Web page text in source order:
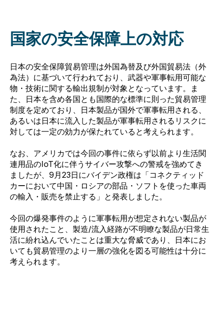
国家の安全保障上の対応
日本の安全保障貿易管理は外国為替及び外国貿易法（外
為法）に基づいて行われており、武器や軍事転用可能な
物・技術に関する輸出規制が対象となっています。
ま
た、日本を含め各国とも国際的な標準に則った貿易管理
制度を定めており
日本製品が国外で軍事転用される、
あるいは日本に流入した製品が軍事転用されるリスクに
対しては一定の効力が保たれていると考えられます。
なお、アメリカでは今回の事件に依らず以前より生活関
連用品のIoT化に伴うサイバー攻撃への警戒を強めてき
ましたが、 9月23日にバイデン政権は 「コネクティッド
カーにおいて中国・ロシアの部品・ソフトを使った車両
の輸入・販売を禁止する」と発表しました。
今回の爆発事件のように軍事転用が想定されない製品が
使用されたこと、製造/流入経路が不明瞭な製品が日常生
活に紛れ込んでいたことは重大な脅威であり、日本にお
いても貿易管理のより一層の強化を図る可能性は十分に
考えられます。